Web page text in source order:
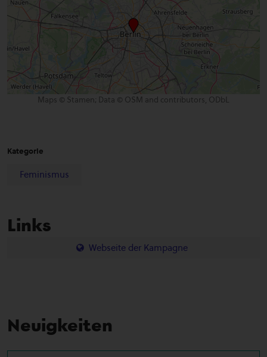
Maps © Stamen; Data © OSM and contributors, ODbL
Kategorie
Feminismus
Links
Webseite der Kampagne
Neuigkeiten